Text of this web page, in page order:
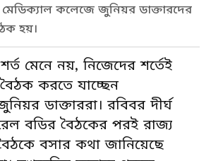
কলেজে জুনিয়র ডাক্তারদের
হয়।
মেনে নয়, নিজেদের শর্তেই
বৈঠক করতে যাচ্ছেন
ডাক্তাররা। রবিবর দীর্ঘ
বডির বৈঠকের পরই রাজ্য
বসার কথা জানিয়েছে